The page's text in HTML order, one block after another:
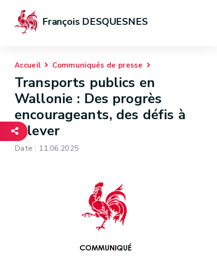
François DESQUESNES
Accueil Communiqués de presse
Transports publics en
Wallonie : Des progrès
encourageants, des défis à
relever
Date : 11.06.2025